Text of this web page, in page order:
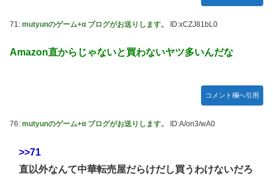
71: mutyunのゲーム+α ブログがお送りします。 ID:xCZJ81bL0
Amazon直からじゃないと買わないヤツ多いんだな
コメント欄へ引用
76: mutyunのゲーム+α ブログがお送りします。 ID:A/on3/wA0
>>71
直以外なんて中華転売屋だらけだし買うわけないだろ